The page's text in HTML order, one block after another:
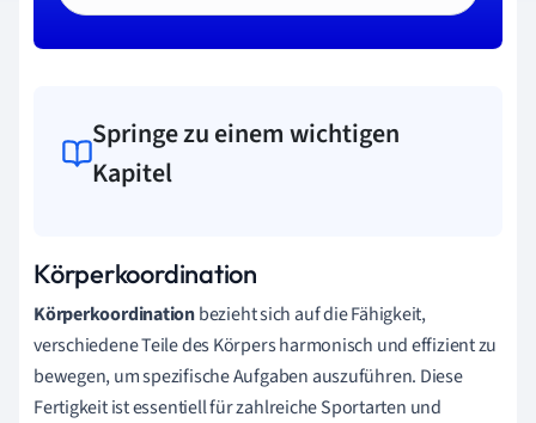
Springe zu einem wichtigen
Kapitel
Körperkoordination
Körperkoordinationbezieht sich auf die Fähigkeit,
verschiedene Teile des Körpers harmonisch und effizient zu
bewegen, um spezifische Aufgaben auszuführen. Diese
Fertigkeit ist essentiell für zahlreiche Sportarten und